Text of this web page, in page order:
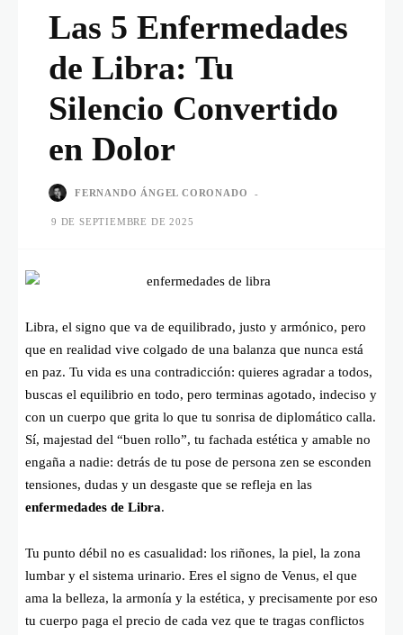
Las 5 Enfermedades
de Libra: Tu
Silencio Convertido
en Dolor
FERNANDO ÁNGEL CORONADO -
9 DE SEPTIEMBRE DE 2025
Libra, el signo que va de equilibrado, justo y armónico, pero
que en realidad vive colgado de una balanza que nunca está
en paz. Tu vida es una contradicción: quieres agradar a todos,
buscas el equilibrio en todo, pero terminas agotado, indeciso y
con un cuerpo que grita lo que tu sonrisa de diplomático calla.
Sí, majestad del “buen rollo”, tu fachada estética y amable no
engaña a nadie: detrás de tu pose de persona zen se esconden
tensiones, dudas y un desgaste que se refleja en las
enfermedades de Libra.
Tu punto débil no es casualidad: los riñones, la piel, la zona
lumbar y el sistema urinario. Eres el signo de Venus, el que
ama la belleza, la armonía y la estética, y precisamente por eso
tu cuerpo paga el precio de cada vez que te tragas conflictos